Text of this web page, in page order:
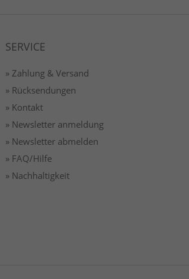
SERVICE
» Zahlung & Versand
» Rücksendungen
» Kontakt
» Newsletter anmeldung
» Newsletter abmelden
» FAQ/Hilfe
» Nachhaltigkeit